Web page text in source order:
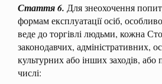
Стаття 6. Для знеохочення
формам експлуатації осіб,
веде до торгівлі людьми, кожна
законодавчих, адміністративних,
культурних або інших заходів,
числі: